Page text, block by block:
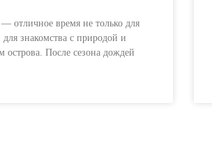
отличное время не только для
знакомства с природой и
острова. После сезона дождей